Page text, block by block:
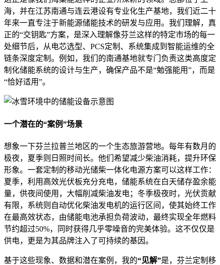
海，并在江苏南通与连云港设有专业化生产基地，我们近二十
年来一直专注于新能源储能技术的研发与应用。我们理解，真
正的“交钥匙”方案，是深入理解像芬兰这样的特定市场的每一
处细节后，从电芯选型、PCS定制、系统集成到智能运维的全
链条深度定制。例如，我们的南通基地就专门负责这类高度定
制化储能系统的设计与生产，确保产品不是“勉强能用”，而是
“恰好适用”。
一个潜在的“案例”场景
想象一下芬兰拉普兰地区的一个生态旅游营地。每年有数月的
极夜，夏季则日照时间长。他们希望减少柴油消耗，提升环保
形象。一套定制的移动光储柴一体化电源方案可以这样工作：
夏季，利用高效光伏板充分充电，储能系统在白天储存盈余能
量，供夜间使用，大幅削减柴油发电；冬季极夜时，光伏贡献
有限，系统则自动优化柴油发电机的运行区间，使其始终工作
在最高效状态，由储能电池承担负荷波动，最终实现全年燃料
节约超过50%，同时获得几乎零噪音的完美体验。这不仅仅是
供电，更是为其品牌注入了可持续的基因。
基于这些现象、数据和潜在案例，我的“见解”是，芬兰定制移